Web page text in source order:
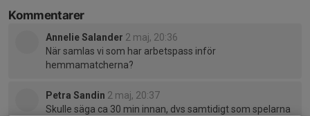
Kommentarer
Annelie Salander 2 maj, 20:36
När samlas vi som har arbetspass inför
hemmamatcherna?
Petra Sandin 2 maj, 20:37
Skulle säga ca 30 min innan, dvs samtidigt som spelarna